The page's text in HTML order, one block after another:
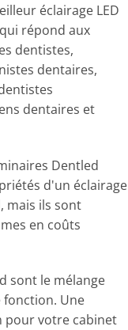
éclairage LED
répond aux
dentistes,
dentaires,
dentaires et
Dentled
d'un éclairage
mais ils sont
en coûts
sont le mélange
Une
pour votre cabinet